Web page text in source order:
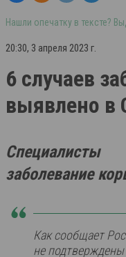
Нашли опечатку в тексте?
20:30, 3 апреля 2023 г.
6 случаев
выявлено в
заболевание
Как сообщает
не